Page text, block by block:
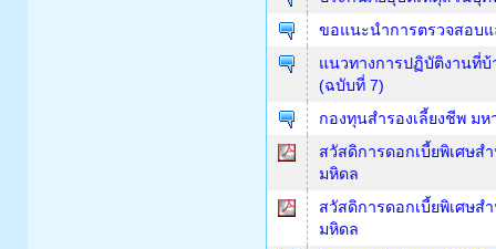
ขอแนะนำการตรวจสอบแ
แนวทางการปฏิบัติงานที่บ้
(ฉบับที่ 7)
กองทุนสำรองเลี้ยงชีพ ม
สวัสดิการดอกเบี้ยพิเศษ
มหิดล
สวัสดิการดอกเบี้ยพิเศษ
มหิดล